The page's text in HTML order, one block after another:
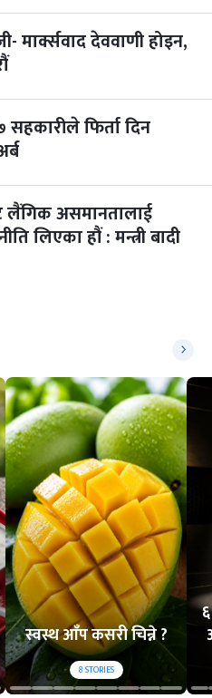
मार्क्सवाद देववाणी होइन,
फिर्ता दिन
लैंगिक असमानतालाई
लिएका हौं : मन्त्री बादी
स्वस्थ आँप कसरी चिन्ने ?
8STORIES